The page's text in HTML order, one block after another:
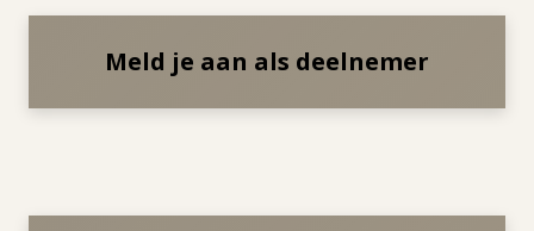
Meld je aan als deelnemer